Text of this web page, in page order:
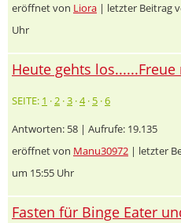
eröffnet von Liora | letzter Beitrag
Uhr
Heute gehts
SEITE: 1 ·2 ·3 ·4· 5 ·6
Antworten: 58 | Aufrufe: 19.135
eröffnet von Manu30972 | letzter
um 15:55 Uhr
Fasten für Binge Eater